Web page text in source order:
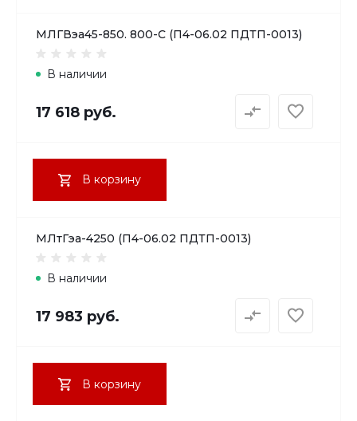
МЛГВэа45-850. 800-С (П4-06.02 ПДТП-0013)
В наличии
17 618 руб.
В корзину
МЛтГэа-4250 (П4-06.02 ПДТП-0013)
В наличии
17 983 руб.
В корзину